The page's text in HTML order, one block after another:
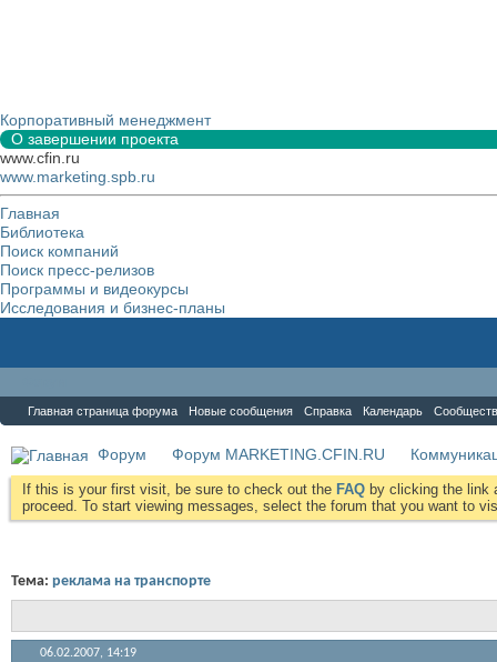
Корпоративный менеджмент
О завершении проекта
www.cfin.ru
www.marketing.spb.ru
Главная
Библиотека
Поиск компаний
Поиск пресс-релизов
Программы и видеокурсы
Исследования и бизнес-планы
Главная страница форума Новые сообщения Справка Календарь
Форум Форум MARKETING.CFIN.RU
If this is your first visit, be sure to check out the FAQ by clicking the link
proceed. To start viewing messages, select the forum that you want to
Тема: реклама на транспорте
06.02.2007, 14:19